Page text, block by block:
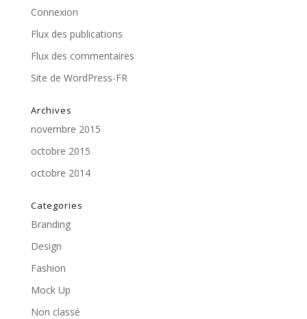
Connexion
Flux des publications
Flux des commentaires
Site de WordPress-FR
Archives
novembre 2015
octobre 2015
octobre 2014
Categories
Branding
Design
Fashion
Mock Up
Non classé